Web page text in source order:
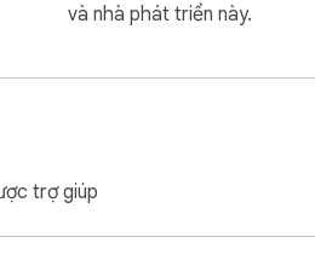
và nhà phát triển này.
trợ giúp